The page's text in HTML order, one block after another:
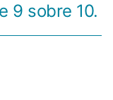
9 sobre 10.